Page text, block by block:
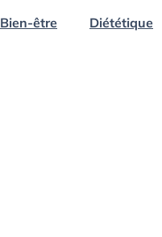
Bien-être Diététique